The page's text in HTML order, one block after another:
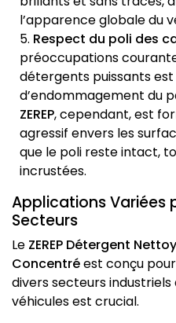
l’apparence globale du
Respect du poli des
préoccupations
détergents puissants est
d’endommagement du
ZEREP, cependant, est
agressif envers les
que le poli reste intact,
incrustées.
Applications Variées
Secteurs
Le ZEREP Détergent
Concentréest conçu
divers secteurs
véhicules est crucial.